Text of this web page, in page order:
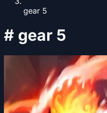
gear 5
# gear 5